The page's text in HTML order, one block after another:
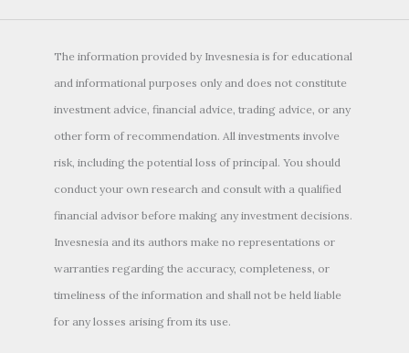
The information provided by Invesnesia is for educational
and informational purposes only and does not constitute
investment advice, financial advice, trading advice, or any
other form of recommendation. All investments involve
risk, including the potential loss of principal. You should
conduct your own research and consult with a qualified
financial advisor before making any investment decisions.
Invesnesia and its authors make no representations or
warranties regarding the accuracy, completeness, or
timeliness of the information and shall not be held liable
for any losses arising from its use.